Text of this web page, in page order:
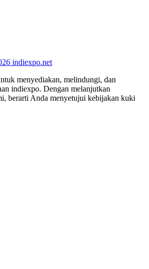
indiexpo.net
menyediakan, melindungi, dan
indiexpo. Dengan melanjutkan
berarti Anda menyetujui kebijakan kuki